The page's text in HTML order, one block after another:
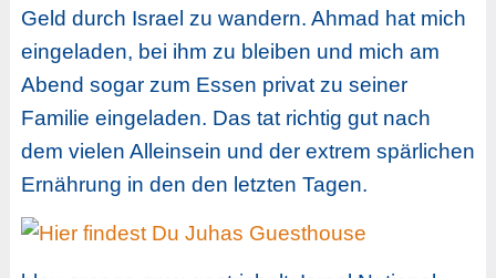
Geld durch Israel zu wandern. Ahmad hat mich
eingeladen, bei ihm zu bleiben und mich am
Abend sogar zum Essen privat zu seiner
Familie eingeladen. Das tat richtig gut nach
dem vielen Alleinsein und der extrem spärlichen
Ernährung in den den letzten Tagen.